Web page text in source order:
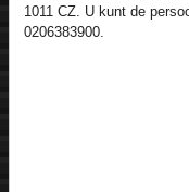
1011 CZ. U kunt de
0206383900.